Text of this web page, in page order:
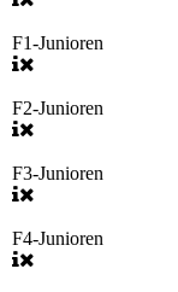
F1-Junioren
F2-Junioren
F3-Junioren
F4-Junioren